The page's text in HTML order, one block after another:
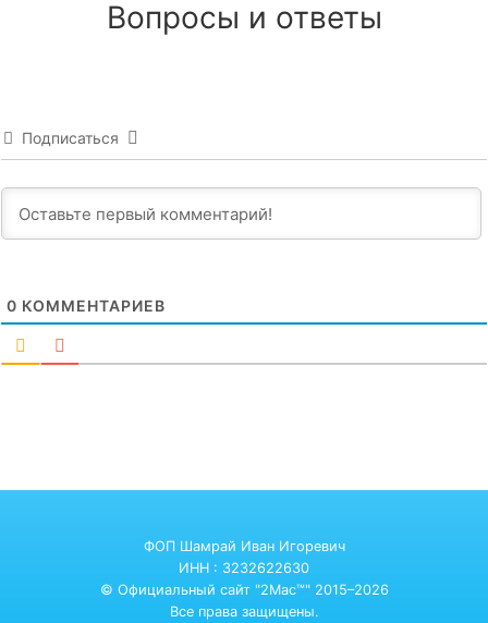
Вопросы и ответы
Подписаться
0 КОММЕНТАРИЕВ
ФОП Шамрай Иван Игоревич
ИНН : 3232622630
© Официальный сайт "2Mac™" 2015–2026
Все права защищены.